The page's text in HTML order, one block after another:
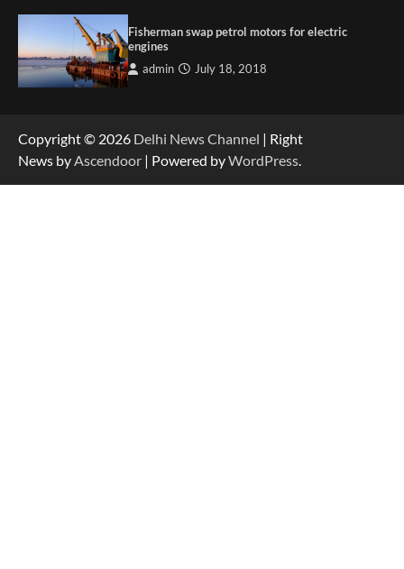
Fisherman swap petrol motors for electric
engines
admin July 18, 2018
Copyright © 2026 Delhi News Channel | Right
News byAscendoor | Powered byWordPress.